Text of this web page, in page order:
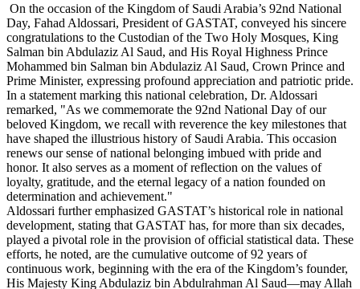
On the occasion of the Kingdom of Saudi Arabia’s 92nd National
Day, Fahad Aldossari, President of GASTAT, conveyed his sincere
congratulations to the Custodian of the Two Holy Mosques, King
Salman bin Abdulaziz Al Saud, and His Royal Highness Prince
Mohammed bin Salman bin Abdulaziz Al Saud, Crown Prince and
Prime Minister, expressing profound appreciation and patriotic pride.
In a statement marking this national celebration, Dr. Aldossari
remarked, "As we commemorate the 92nd National Day of our
beloved Kingdom, we recall with reverence the key milestones that
have shaped the illustrious history of Saudi Arabia. This occasion
renews our sense of national belonging imbued with pride and
honor. It also serves as a moment of reflection on the values of
loyalty, gratitude, and the eternal legacy of a nation founded on
determination and achievement."
Aldossari further emphasized GASTAT’s historical role in national
development, stating that GASTAT has, for more than six decades,
played a pivotal role in the provision of official statistical data. These
efforts, he noted, are the cumulative outcome of 92 years of
continuous work, beginning with the era of the Kingdom’s founder,
His Majesty King Abdulaziz bin Abdulrahman Al Saud—may Allah